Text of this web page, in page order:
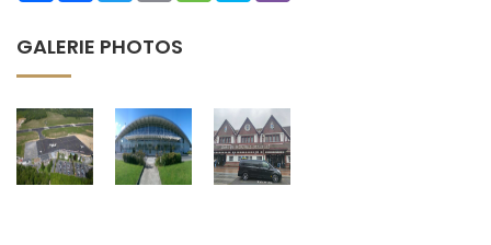
GALERIE PHOTOS